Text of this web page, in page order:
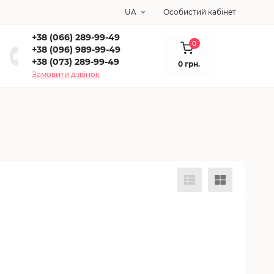
UA Особистий кабінет
+38 (066) 289-99-49
+38 (096) 989-99-49
+38 (073) 289-99-49
Замовити дзвінок
0
0 грн.